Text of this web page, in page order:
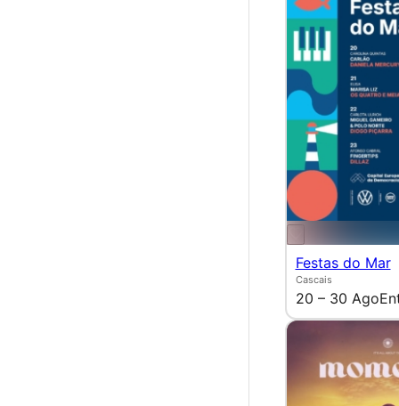
Festas do Mar
Cascais
20 – 30 Ago